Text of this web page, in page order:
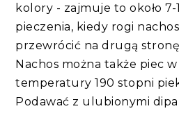
kolory - zajmuje to około
pieczenia, kiedy rogi
przewrócić na drugą
Nachos można także piec
temperatury 190 stopni
Podawać z ulubionymi